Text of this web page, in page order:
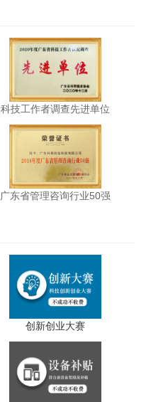
科技工作者调查先进单位
广东省管理咨询行业50强
创新创业大赛